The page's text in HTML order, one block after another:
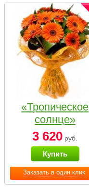
Заказать в один клик
«Тропическое
солнце»
3 620 руб.
Купить